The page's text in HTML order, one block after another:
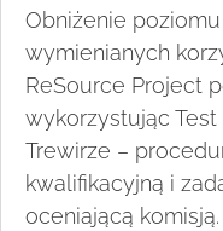
Obniżenie
wymienianych
ReSource Project
wykorzystując Test
Trewirze –
kwalifikacyjną i
oceniającą